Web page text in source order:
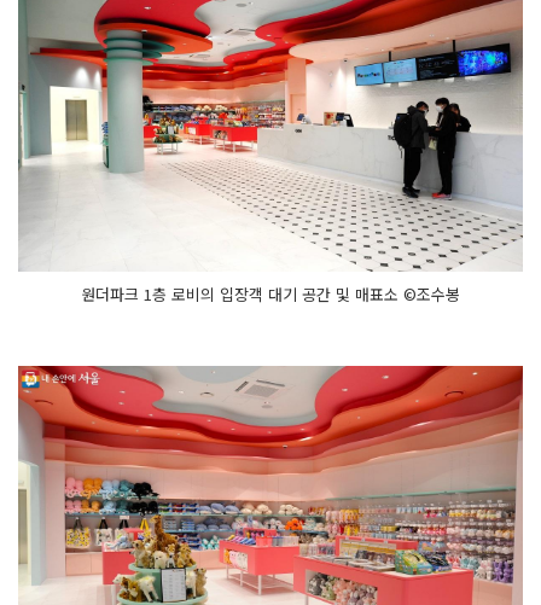
원더파크 1층 로비의 입장객 대기 공간 및 매표소 ©조수봉